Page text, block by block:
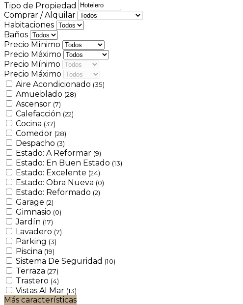
Tipo de Propiedad
Comprar / Alquilar
Habitaciones
Baños
Precio Mínimo
Precio Máximo
Precio Mínimo
Precio Máximo
Aire Acondicionado (35)
Amueblado (28)
Ascensor (7)
Calefacción (22)
Cocina (37)
Comedor (28)
Despacho (3)
Estado: A Reformar (9)
Estado: En Buen Estado (13)
Estado: Excelente (24)
Estado: Obra Nueva (0)
Estado: Reformado (2)
Garage (2)
Gimnasio (0)
Jardín (17)
Lavadero (7)
Parking (3)
Piscina (19)
Sistema De Seguridad (10)
Terraza (27)
Trastero (4)
Vistas Al Mar (13)
Más características